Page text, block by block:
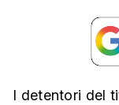
I detentori del